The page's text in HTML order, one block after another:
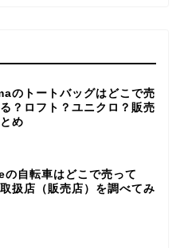
のトートバッグはどこで売
？ロフト？ユニクロ？販売
め
の自転車はどこで売って
扱店（販売店）を調べてみ